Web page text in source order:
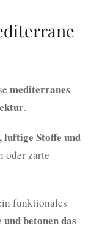
mediterranes
.
luftige Stoffe und
oder zarte
funktionales
betonen das